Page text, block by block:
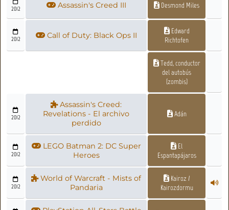
2012 Assassin's Creed III Desmond Miles
2012 Call of Duty: Black Ops II
Edward
Richtofen
Tedd, conductor
del autobús
(zombis)
2012
Assassin's Creed:
Revelations - El archivo
perdido
Adán
2012
LEGO Batman 2: DC Super
Heroes
El
Espantapájaros
2012
World of Warcraft - Mists of
Pandaria
Kairoz /
Kairozdormu